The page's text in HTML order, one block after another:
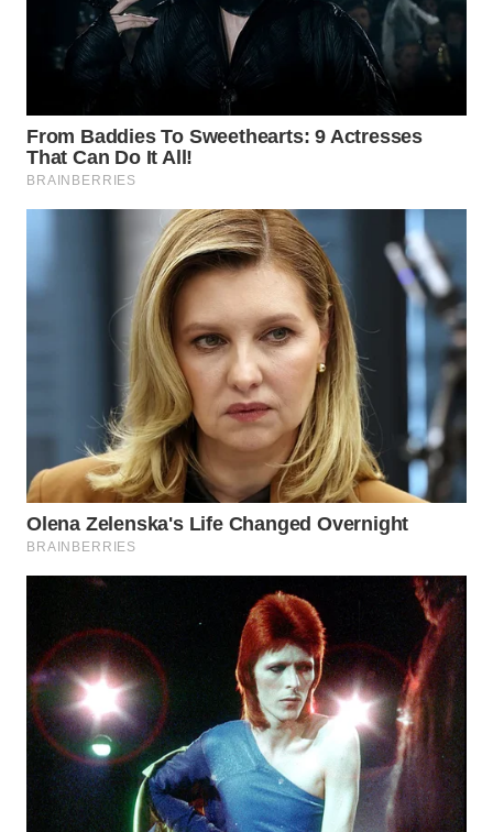
DAIRI
WN
TOBA
WN
WN
TANJUNG
LESUNG
WN
KARO
WN
SIMALUNGUN
WN
LABUHANBATU
WN
TAPANULI